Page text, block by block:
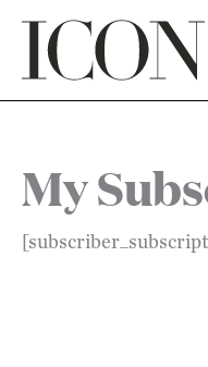
innehåll
My